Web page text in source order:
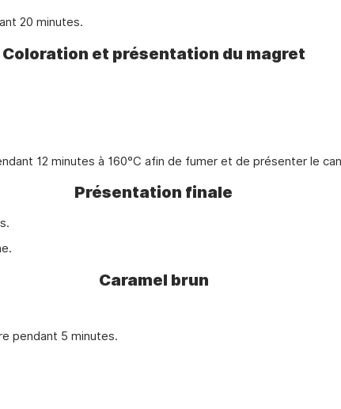
20 minutes.
Coloration et présentation du magret
12 minutes à 160°C afin de fumer et de présenter le
Présentation finale
Caramel brun
pendant 5 minutes.